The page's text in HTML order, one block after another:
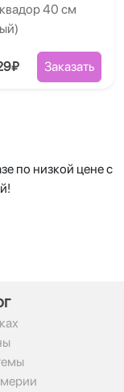
40 см
Заказать
по низкой цене с